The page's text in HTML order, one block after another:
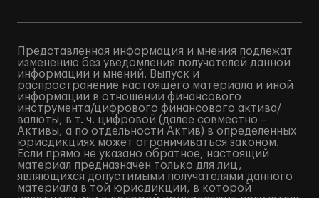
Представленная информация и мнения подлежат
изменению без уведомления получателей данной
информации и мнений. Выпуск и
распространение настоящего материала и иной
информации в отношении финансового
инструмента/цифрового финансового актива/
валюты, в т. ч. цифровой (далее совместно –
Активы, а по отдельности Актив) в определенных
юрисдикциях может ограничиваться законом.
Если прямо не указано обратное, настоящий
материал предназначен только для лиц,
являющихся допустимыми получателями данного
материала в той юрисдикции, в которой